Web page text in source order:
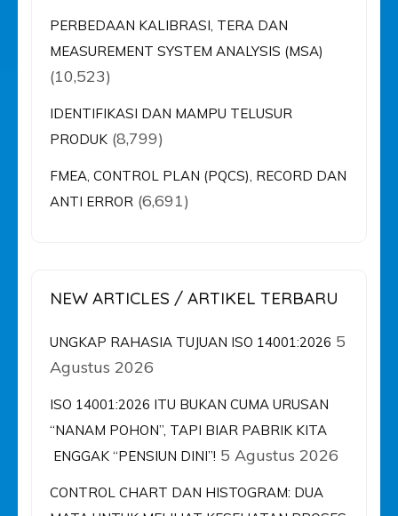
PERBEDAAN KALIBRASI, TERA DAN
MEASUREMENT SYSTEM ANALYSIS (MSA)
(10,523)
IDENTIFIKASI DAN MAMPU TELUSUR
PRODUK (8,799)
FMEA, CONTROL PLAN (PQCS), RECORD DAN
ANTI ERROR (6,691)
NEW ARTICLES / ARTIKEL TERBARU
UNGKAP RAHASIA TUJUAN ISO 14001:2026 5
Agustus 2026
ISO 14001:2026 ITU BUKAN CUMA URUSAN
“NANAM POHON”, TAPI BIAR PABRIK KITA
ENGGAK “PENSIUN DINI”! 5 Agustus 2026
CONTROL CHART DAN HISTOGRAM: DUA